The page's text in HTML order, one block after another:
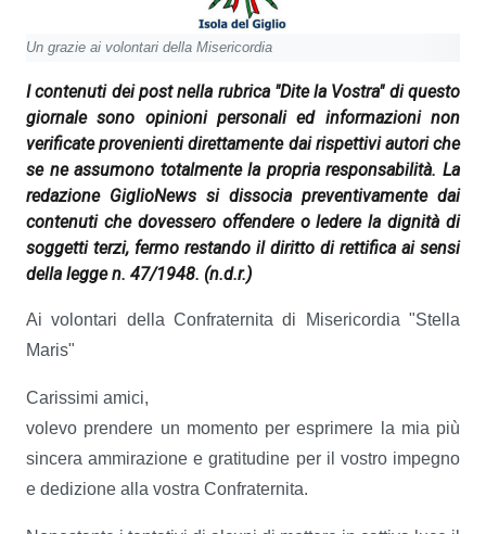
Un grazie ai volontari della Misericordia
I contenuti dei post nella rubrica "Dite la Vostra" di questo
giornale sono opinioni personali ed informazioni non
verificate provenienti direttamente dai rispettivi autori che
se ne assumono totalmente la propria responsabilità. La
redazione GiglioNews si dissocia preventivamente dai
contenuti che dovessero offendere o ledere la dignità di
soggetti terzi, fermo restando il diritto di rettifica ai sensi
della legge n. 47/1948. (n.d.r.)
Ai volontari della Confraternita di Misericordia "Stella
Maris"
Carissimi amici,
volevo prendere un momento per esprimere la mia più
sincera ammirazione e gratitudine per il vostro impegno
e dedizione alla vostra Confraternita.